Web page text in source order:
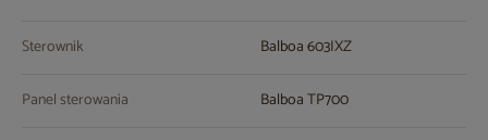
Sterownik Balboa 603IXZ
Panel sterowania Balboa TP700